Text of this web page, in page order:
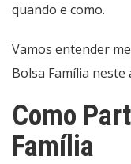
quando e como.
Vamos entender
Bolsa Família neste
Como
Família